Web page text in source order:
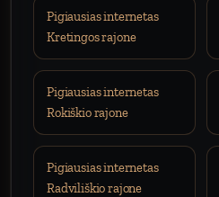
Pigiausias internetas
Kretingos rajone
Pigiausias internetas
Rokiškio rajone
Pigiausias internetas
Radviliškio rajone